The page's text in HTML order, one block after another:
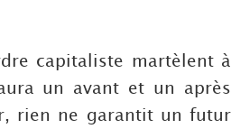
capitaliste martèlent à
un avant et un après
rien ne garantit un futur